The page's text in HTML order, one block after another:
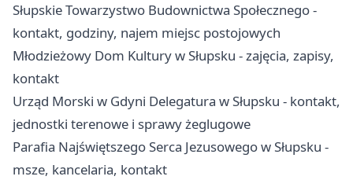
Słupskie Towarzystwo Budownictwa Społecznego -
kontakt, godziny, najem miejsc postojowych
Młodzieżowy Dom Kultury w Słupsku - zajęcia, zapisy,
kontakt
Urząd Morski w Gdyni Delegatura w Słupsku - kontakt,
jednostki terenowe i sprawy żeglugowe
Parafia Najświętszego Serca Jezusowego w Słupsku -
msze, kancelaria, kontakt